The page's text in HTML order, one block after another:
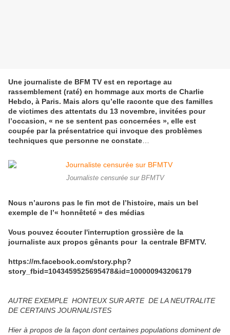
Une journaliste de BFM TV est en reportage au
rassemblement (raté) en hommage aux morts de Charlie
Hebdo, à Paris. Mais alors qu’elle raconte que des familles
de victimes des attentats du 13 novembre, invitées pour
l’occasion, « ne se sentent pas concernées », elle est
coupée par la présentatrice qui invoque des problèmes
techniques que personne ne constate
Journaliste censurée sur BFMTV
Nous n’aurons pas le fin mot de l’histoire, mais un bel
exemple de l’« honnêteté » des médias
Vous pouvez écouter l'interruption grossière de la
journaliste aux propos gênants pour la centrale BFMTV.
https://m.facebook.com/story.php?
story_fbid=1043459525695478&id=100000943206179
AUTRE EXEMPLE HONTEUX SUR ARTE DE LA NEUTRALITE
DE CERTAINS JOURNALISTES
Hier à propos de la façon dont certaines populations dominent de